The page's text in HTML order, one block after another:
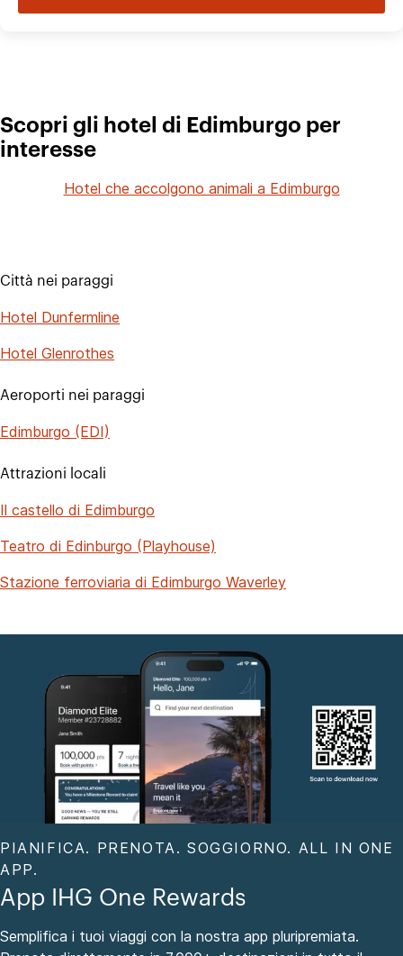
Scopri gli hotel di Edimburgo per
interesse
Hotel che accolgono animali a Edimburgo
Città nei paraggi
Hotel Dunfermline
Hotel Glenrothes
Aeroporti nei paraggi
Edimburgo (EDI)
Attrazioni locali
Il castello di Edimburgo
Teatro di Edinburgo (Playhouse)
Stazione ferroviaria di Edimburgo Waverley
PIANIFICA. PRENOTA. SOGGIORNO. ALL IN ONE
APP.
App IHG One Rewards
Semplifica i tuoi viaggi con la nostra app pluripremiata.